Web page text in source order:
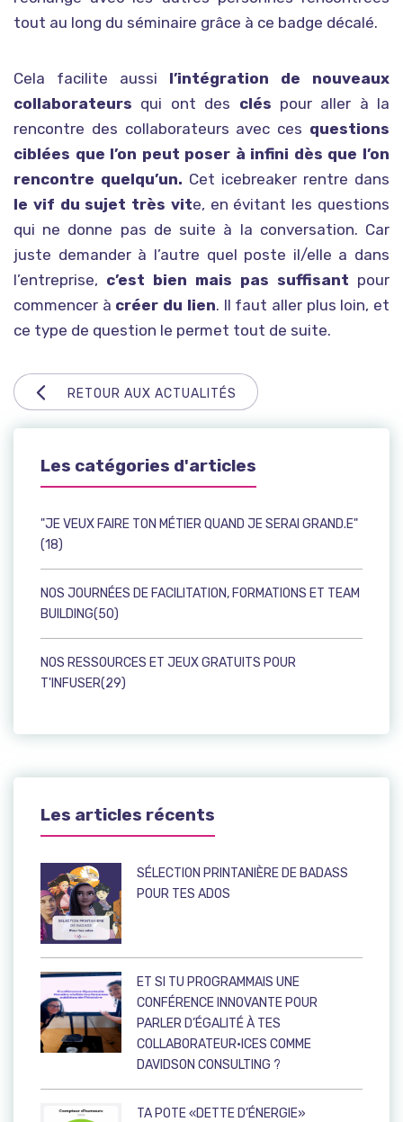
RETOUR AUX ACTUALITÉS
Les catégories d'articles
"JE VEUX FAIRE TON MÉTIER QUAND JE SERAI GRAND.E"
(18)
NOS JOURNÉES DE FACILITATION, FORMATIONS ET TEAM
BUILDING(50)
NOS RESSOURCES ET JEUX GRATUITS POUR
T'INFUSER(29)
Les articles récents
SÉLECTION PRINTANIÈRE DE BADASS
POUR TES ADOS
ET SI TU PROGRAMMAIS UNE
CONFÉRENCE INNOVANTE POUR
PARLER D’ÉGALITÉ À TES
COLLABORATEUR·ICES COMME
DAVIDSON CONSULTING ?
TA POTE «DETTE D’ÉNERGIE»
tout au long du séminaire grâce à ce badge décalé.
Cela facilite aussi l’intégration de nouveaux
collaborateurs qui ont des clés pour aller à la
rencontre des collaborateurs avec ces questions
ciblées que l’on peut poser à infini dès que l’on
rencontre quelqu’un. Cet icebreaker rentre dans
le vif du sujet très vite, en évitant les questions
qui ne donne pas de suite à la conversation. Car
juste demander à l’autre quel poste il/elle a dans
l’entreprise, c’est bien mais pas suffisant pour
commencer à créer du lien. Il faut aller plus loin, et
ce type de question le permet tout de suite.